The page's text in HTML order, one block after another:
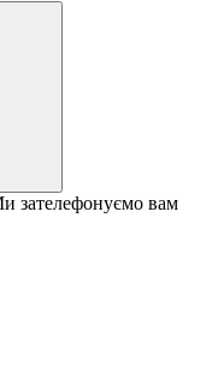
зателефонуємо вам